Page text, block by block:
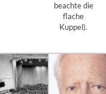
beachte die
flache
Kuppel).